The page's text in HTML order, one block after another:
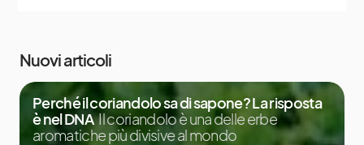
Nuovi articoli
Perché il coriandolo sa di sapone? La risposta
è nel DNA Il coriandolo è una delle erbe
aromatiche più divisive al mondo